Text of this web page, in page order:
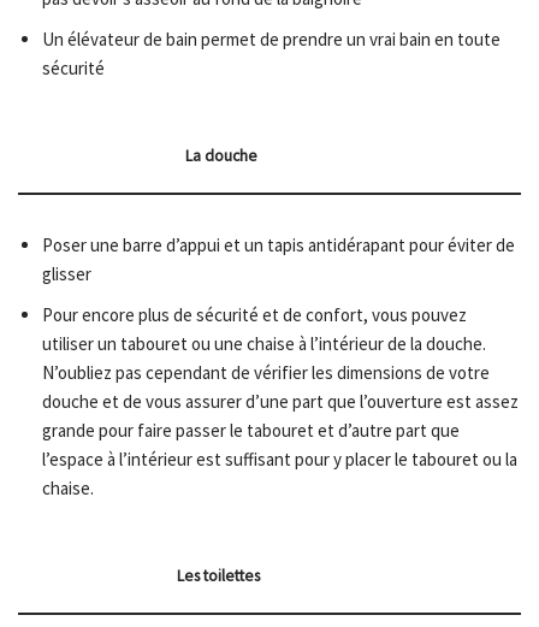
Un élévateur de bain permet de prendre un vrai bain en toute
sécurité
La douche
Poser une barre d’appui et un tapis antidérapant pour éviter de
glisser
Pour encore plus de sécurité et de confort, vous pouvez
utiliser un tabouret ou une chaise à l’intérieur de la douche.
N’oubliez pas cependant de vérifier les dimensions de votre
douche et de vous assurer d’une part que l’ouverture est assez
grande pour faire passer le tabouret et d’autre part que
l’espace à l’intérieur est suffisant pour y placer le tabouret ou la
chaise.
Les toilettes